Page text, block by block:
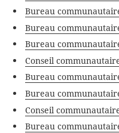
Bureau
Bureau
Bureau
Conseil
Bureau
Bureau
Conseil
Bureau